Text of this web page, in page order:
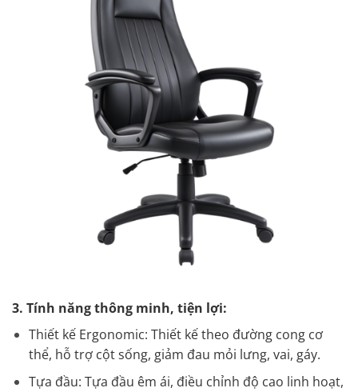
3. Tính năng thông minh, tiện lợi:
Thiết kế Ergonomic: Thiết kế theo đường cong cơ
thể, hỗ trợ cột sống, giảm đau mỏi lưng, vai, gáy.
Tựa đầu: Tựa đầu êm ái, điều chỉnh độ cao linh hoạt,